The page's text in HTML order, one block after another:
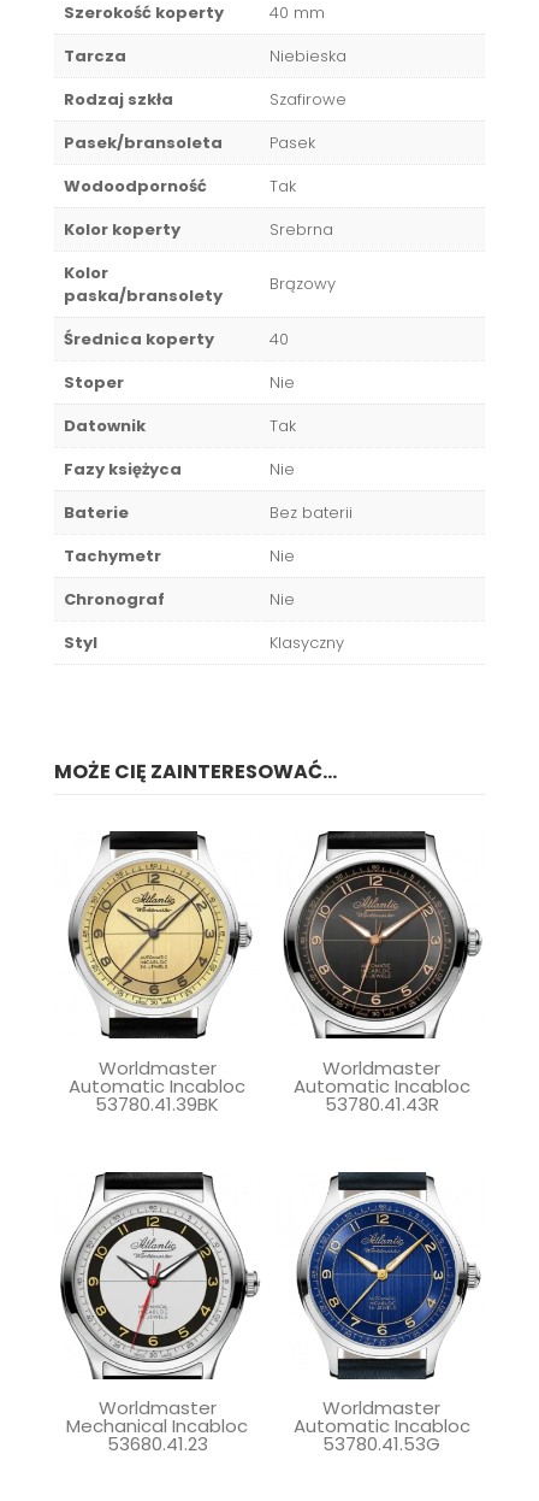
Szerokość koperty
40 mm
Tarcza
Niebieska
Rodzaj szkła
Szafirowe
Pasek/bransoleta
Pasek
Wodoodporność
Tak
Kolor koperty
Srebrna
Kolor
paska/bransolety
Brązowy
Średnica koperty
40
Stoper
Nie
Datownik
Tak
Fazy księżyca
Nie
Baterie
Bez baterii
Tachymetr
Nie
Chronograf
Nie
Styl
Klasyczny
MOŻE CIĘ ZAINTERESOWAĆ...
Worldmaster
Automatic Incabloc
53780.41.39BK
Worldmaster
Automatic Incabloc
53780.41.43R
Worldmaster
Mechanical Incabloc
53680.41.23
Worldmaster
Automatic Incabloc
53780.41.53G